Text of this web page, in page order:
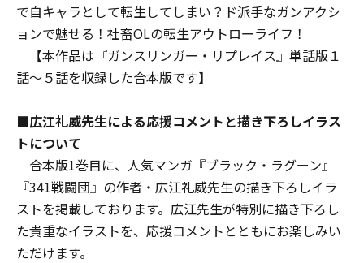
で自キャラとして転生してしまい――？ド派手なガンアクシ
ョンで魅せる！社畜OLの転生アウトローライフ！
【本作品は『ガンスリンガー・リプレイス』単話版１
話～５話を収録した合本版です】
■広江礼威先生による応援コメントと描き下ろしイラス
トについて
合本版1巻目に、人気マンガ『ブラック・ラグーン』
『341戦闘団』の作者・広江礼威先生の描き下ろしイラ
ストを掲載しております。広江先生が特別に描き下ろし
た貴重なイラストを、応援コメントとともにお楽しみい
ただけます。